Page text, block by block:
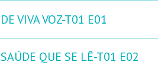
DE VIVA VOZ-T01 E01
SAÚDE QUE SE LÊ-T01 E02